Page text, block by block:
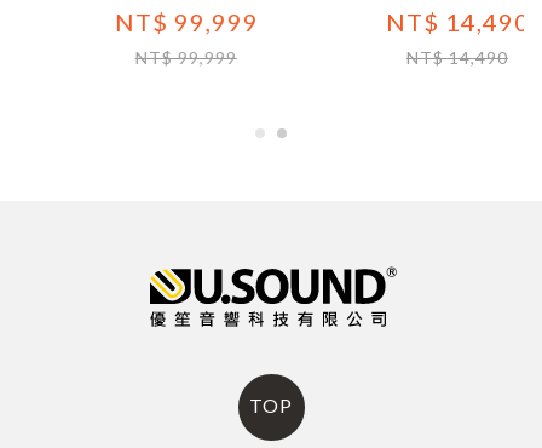
NT$ 99,999
NT$ 99,999
NT$ 14,490
NT$ 14,490
TOP